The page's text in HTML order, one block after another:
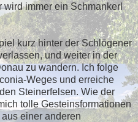
wird immer ein Schmankerl
kurz hinter der Schlögener
und weiter in der
zu wandern. Ich folge
Weges und erreiche
Steinerfelsen. Wie der
tolle Gesteinsformationen
einer anderen